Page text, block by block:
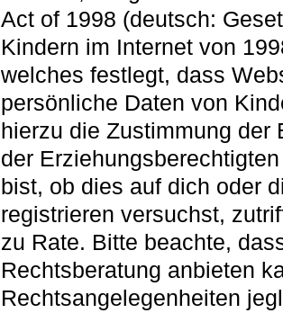
Act of 1998 (deutsch:
Kindern im Internet von
welches festlegt, dass
persönliche Daten von
hierzu die Zustimmung der
der
bist, ob dies auf dich oder
registrieren versuchst,
zu Rate. Bitte beachte,
Rechtsberatung anbieten
Rechtsangelegenheiten